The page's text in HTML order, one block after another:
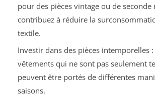
pour des pièces vintage ou de seconde
contribuez à réduire la
textile.
Investir dans des pièces intemporelles
vêtements qui ne sont pas seulement
peuvent être portés de différentes
saisons.